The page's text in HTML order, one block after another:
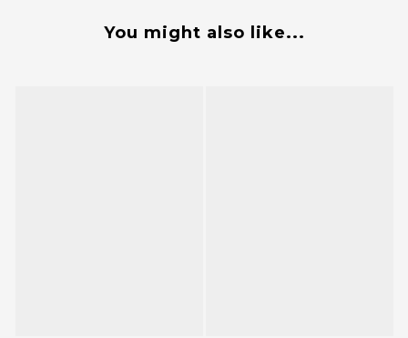
You might also like...